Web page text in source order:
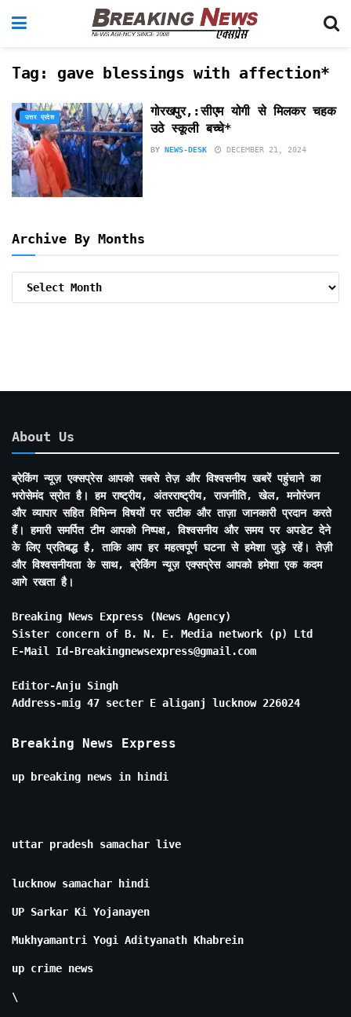
Tag: gave blessings with affection*
उत्तर प्रदेश
गोरखपुर,:सीएम योगी से मिलकर चहक
उठे स्कूली बच्चे*
BY NEWS-DESK DECEMBER 21, 2024
Archive By Months
About Us
ब्रेकिंग न्यूज़ एक्सप्रेस आपको सबसे तेज़ और विश्वसनीय खबरें पहुंचाने का
भरोसेमंद स्रोत है। हम राष्ट्रीय, अंतरराष्ट्रीय, राजनीति, खेल, मनोरंजन
और व्यापार सहित विभिन्न विषयों पर सटीक और ताज़ा जानकारी प्रदान करते
हैं। हमारी समर्पित टीम आपको निष्पक्ष, विश्वसनीय और समय पर अपडेट देने
के लिए प्रतिबद्ध है, ताकि आप हर महत्वपूर्ण घटना से हमेशा जुड़े रहें। तेज़ी
और विश्वसनीयता के साथ, ब्रेकिंग न्यूज़ एक्सप्रेस आपको हमेशा एक कदम
आगे रखता है।
Breaking News Express (News Agency)
Sister concern of B. N. E. Media network (p) Ltd
E-Mail Id-Breakingnewsexpress@gmail.com
Editor-Anju Singh
Address-mig 47 secter E aliganj lucknow 226024
Breaking News Express
up breaking news in hindi
uttar pradesh samachar live
lucknow samachar hindi
UP Sarkar Ki Yojanayen
Mukhyamantri Yogi Adityanath Khabrein
up crime news
\